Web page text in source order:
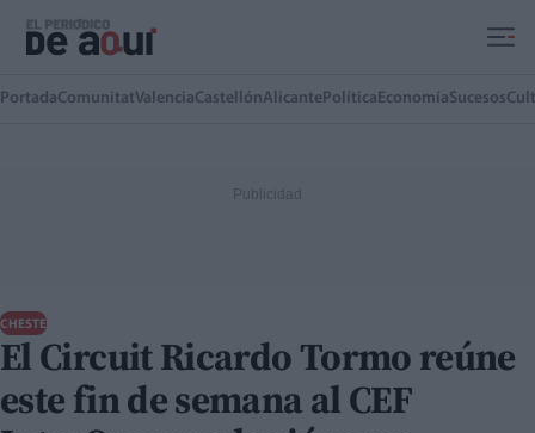
PortadaComunitatValenciaCastellónAlicante Política EconomíaSucesos
CHESTE
El Circuit Ricardo Tormo reúne
este fin de semana al CEF